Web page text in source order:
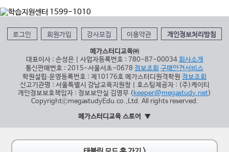
로그인 회원가입 강사모집 이용약관 개인정보처리방침
메가스터디교육㈜
대표이사 : 손성은 | 사업자등록번호 : 780-87-00034 회사소개
통신판매번호 : 2015-서울서초-0678 정보조회 구매안전서비스
학원설립∙운영등록번호 : 제10176호 메가스터디원격학원 정보조회
신고기관명 : 서울특별시 강남교육지원청 | 호스팅제공자 : (주)케이티
개인정보보호책임자 : 정보보안실 김영무 (keeper@megastudy.net)
CopyrightⓒmegastudyEdu.co.,Ltd. All rights reserved.
메가스터디교육 스토어